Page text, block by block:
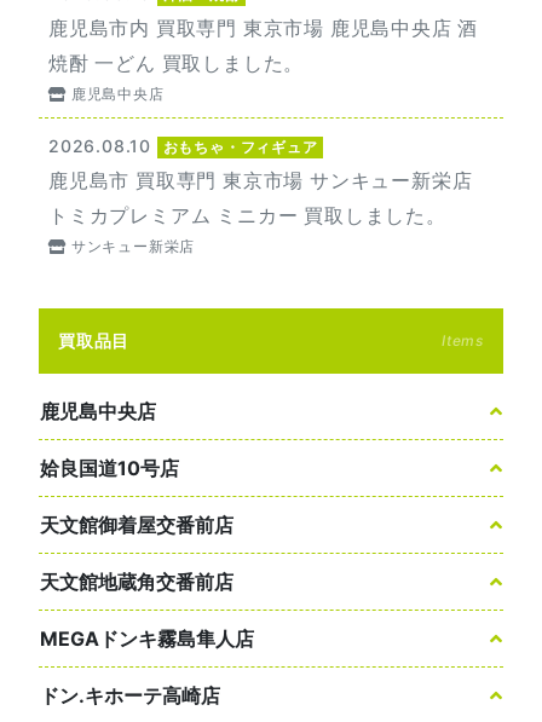
鹿児島市内 買取専門 東京市場 鹿児島中央店 酒
焼酎 一どん 買取しました。
鹿児島中央店
2026.08.10 おもちゃ・フィギュア
鹿児島市 買取専門 東京市場 サンキュー新栄店
トミカプレミアム ミニカー 買取しました。
サンキュー新栄店
買取品目 Items
鹿児島中央店
姶良国道10号店
天文館御着屋交番前店
天文館地蔵角交番前店
MEGAドンキ霧島隼人店
ドン.キホーテ高崎店